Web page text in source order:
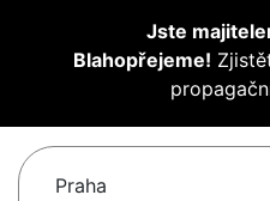
Jste
Blahopřejeme!
Praha